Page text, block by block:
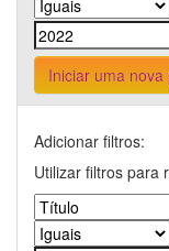
Iniciar uma nova
Adicionar filtros:
Utilizar filtros para